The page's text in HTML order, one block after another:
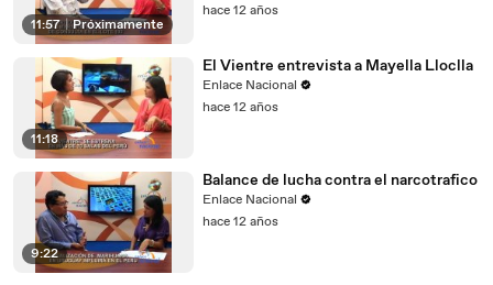
11:57 | Próximamente
hace 12 años
11:18
El Vientre entrevista a Mayella Lloclla
Enlace Nacional
hace 12 años
9:22
Balance de lucha contra el narcotrafico
Enlace Nacional
hace 12 años